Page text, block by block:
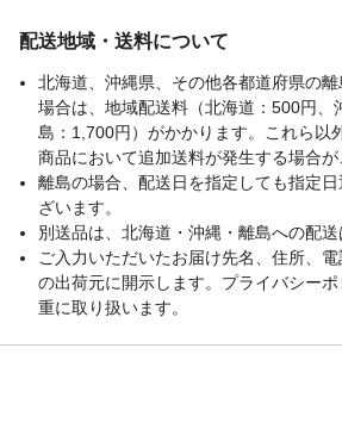
配送地域・送料について
北海道、沖縄県、その他各都道府県の
場合は、地域配送料（北海道：500円、
島：1,700円）がかかります。これら以
商品において追加送料が発生する場合が
離島の場合、配送日を指定しても指定
ざいます。
別送品は、北海道・沖縄・離島への配送
ご入力いただいたお届け先名、住所、
の出荷元に開示します。プライバシー
重に取り扱います。